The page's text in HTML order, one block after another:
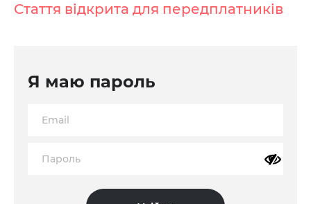
Стаття відкрита для передплатників
Я маю пароль